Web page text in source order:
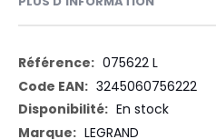
Plus
d’information
075622 L
3245060756222
En stock
LEGRAND